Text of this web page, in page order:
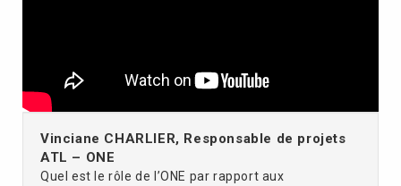
Vinciane CHARLIER, Responsable de projets
ATL – ONE
Quel est le rôle de l’ONE par rapport aux